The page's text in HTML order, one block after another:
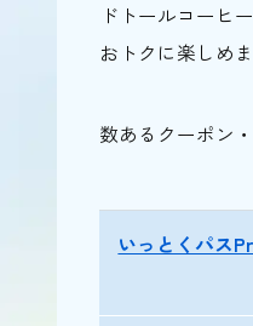
ドトールコーヒ
おトクに楽しめま
数あるクーポン
いっとくパス